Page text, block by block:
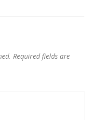
Required fields are